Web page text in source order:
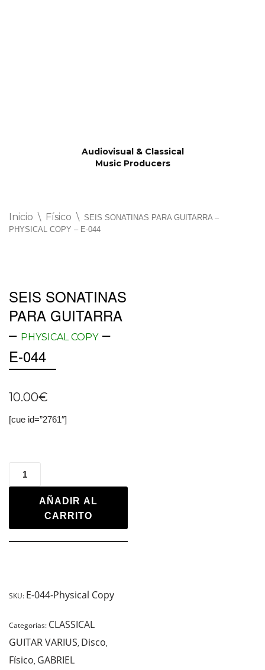
Audiovisual & Classical
Music Producers
Inicio \ Físico \ SEIS SONATINAS PARA GUITARRA –
PHYSICAL COPY – E-044
SEIS SONATINAS
PARA GUITARRA
– PHYSICAL COPY–
E-044
10.00€
[cue id=”2761″]
AÑADIR AL
CARRITO
SKU: E-044-Physical Copy
Categorías: CLASSICAL
GUITAR VARIUS, Disco,
Físico, GABRIEL